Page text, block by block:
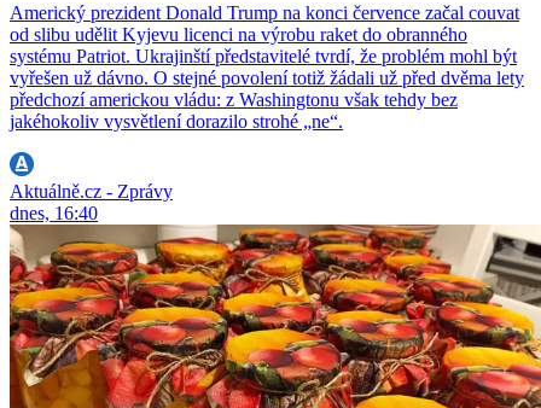
Americký prezident Donald Trump na konci července začal couvat
od slibu udělit Kyjevu licenci na výrobu raket do obranného
systému Patriot. Ukrajinští představitelé tvrdí, že problém mohl být
vyřešen už dávno. O stejné povolení totiž žádali už před dvěma lety
předchozí americkou vládu: z Washingtonu však tehdy bez
jakéhokoliv vysvětlení dorazilo strohé „ne“.
Aktuálně.cz - Zprávy
dnes, 16:40